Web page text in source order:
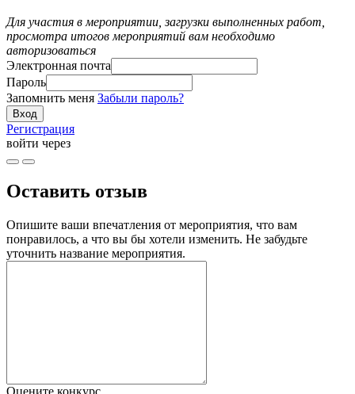
Для участия в мероприятии, загрузки выполненных работ,
просмотра итогов мероприятий вам необходимо
авторизоваться
Электронная почта
Пароль
Запомнить меня Забыли пароль?
Регистрация
войти через
Оставить отзыв
Опишите ваши впечатления от мероприятия, что вам
понравилось, а что вы бы хотели изменить. Не забудьте
уточнить название мероприятия.